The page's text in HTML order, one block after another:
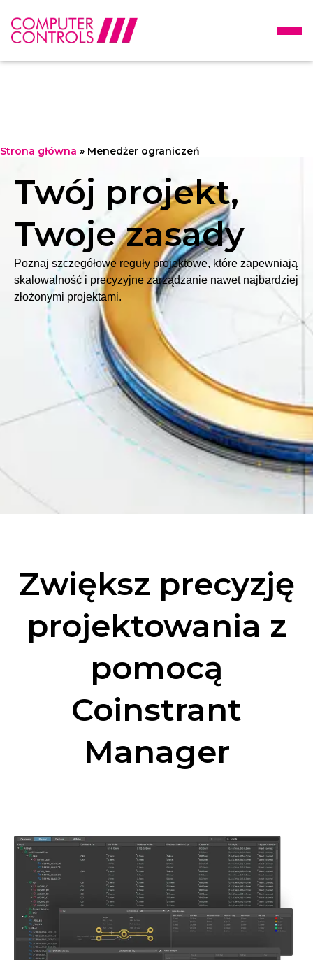
Strona główna » Menedżer ograniczeń
Twój projekt,
Twoje zasady
Poznaj szczegółowe reguły projektowe, które zapewniają
skalowalność i precyzyjne zarządzanie nawet najbardziej
złożonymi projektami.
Zwiększ precyzję
projektowania z
pomocą
Coinstrant
Manager